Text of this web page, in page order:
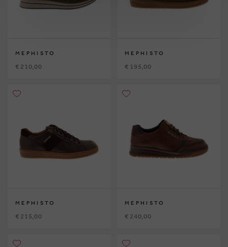
MEPHISTO
€ 210,00
MEPHISTO
€ 195,00
MEPHISTO
€ 215,00
MEPHISTO
€ 240,00